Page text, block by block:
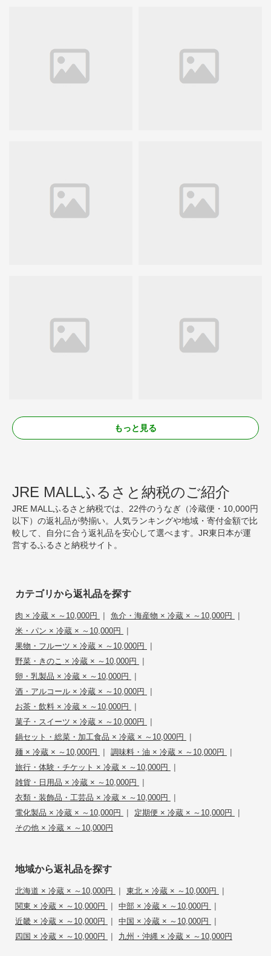
もっと見る
JRE MALLふるさと納税のご紹介
JRE MALLふるさと納税では、22件のうなぎ（冷蔵便・10,000円
以下）の返礼品が勢揃い。人気ランキングや地域・寄付金額で比
較して、自分に合う返礼品を安心して選べます。JR東日本が運
営するふるさと納税サイト。
カテゴリから返礼品を探す
肉 × 冷蔵 × ～10,000円 | 魚介・海産物 × 冷蔵 × ～10,000円 |
米・パン × 冷蔵 × ～10,000円 |
果物・フルーツ × 冷蔵 × ～10,000円 |
野菜・きのこ × 冷蔵 × ～10,000円 |
卵・乳製品 × 冷蔵 × ～10,000円 |
酒・アルコール × 冷蔵 × ～10,000円 |
お茶・飲料 × 冷蔵 × ～10,000円 |
菓子・スイーツ × 冷蔵 × ～10,000円 |
鍋セット・総菜・加工食品 × 冷蔵 × ～10,000円 |
麺 × 冷蔵 × ～10,000円 | 調味料・油 × 冷蔵 × ～10,000円 |
旅行・体験・チケット × 冷蔵 × ～10,000円 |
雑貨・日用品 × 冷蔵 × ～10,000円 |
衣類・装飾品・工芸品 × 冷蔵 × ～10,000円 |
電化製品 × 冷蔵 × ～10,000円 | 定期便 × 冷蔵 × ～10,000円 |
その他 × 冷蔵 × ～10,000円
地域から返礼品を探す
北海道 × 冷蔵 × ～10,000円 | 東北 × 冷蔵 × ～10,000円 |
関東 × 冷蔵 × ～10,000円 | 中部 × 冷蔵 × ～10,000円 |
近畿 × 冷蔵 × ～10,000円 | 中国 × 冷蔵 × ～10,000円 |
四国 × 冷蔵 × ～10,000円 | 九州・沖縄 × 冷蔵 × ～10,000円